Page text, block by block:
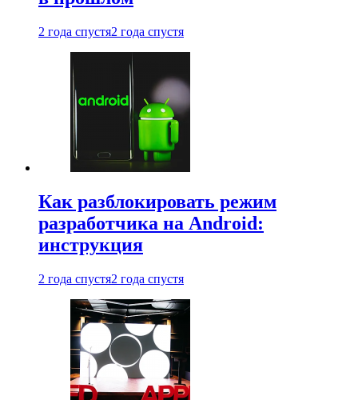
2 года спустя2 года спустя
Как разблокировать режим
разработчика на Android:
инструкция
2 года спустя2 года спустя